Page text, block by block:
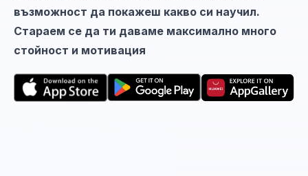
възможност да покажеш какво си научил.
Стараем се да ти даваме максимално много
стойност и мотивация